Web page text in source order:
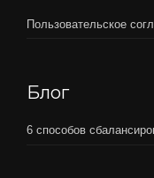
Пользовательское
Блог
6 способов